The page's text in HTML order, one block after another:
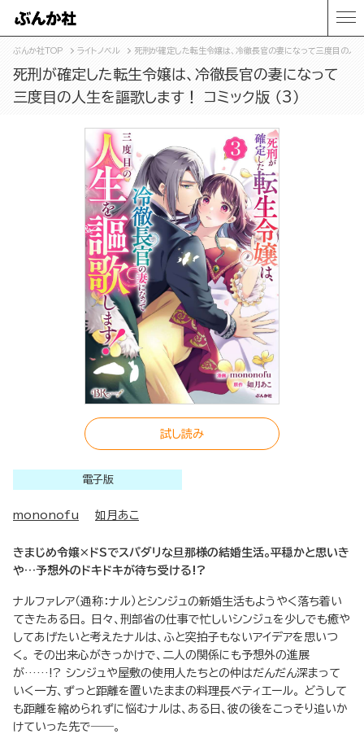
ぶんか社TOP ライトノベル 死刑が確定した転生令嬢は、冷徹長官の妻になって三度目の人生
死刑が確定した転生令嬢は、冷徹長官の妻になって
三度目の人生を謳歌します！ コミック版 （3）
試し読み
電子版
mononofu 如月あこ
きまじめ令嬢×ドSでスパダリな旦那様の結婚生活。平穏かと思いき
や…予想外のドキドキが待ち受ける!?
ナルファレア（通称：ナル）とシンジュの新婚生活もようやく落ち着い
てきたある日。 日々、刑部省の仕事で忙しいシンジュを少しでも癒や
してあげたいと考えたナルは、ふと突拍子もないアイデアを思いつ
く。 その出来心がきっかけで、二人の関係にも予想外の進展
が……!? シンジュや屋敷の使用人たちとの仲はだんだん深まって
いく一方、ずっと距離を置いたままの料理長ベティエール。 どうして
も距離を縮められずに悩むナルは、ある日、彼の後をこっそり追いか
けていった先で――。